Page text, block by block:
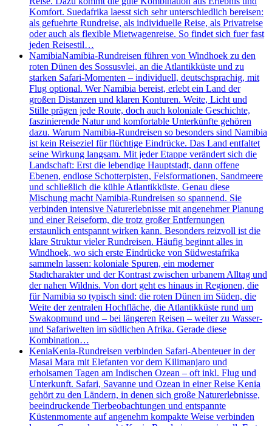
Komfort. Suedafrika laesst sich sehr unterschiedlich bereisen:
als gefuehrte Rundreise, als individuelle Reise, als Privatreise
oder auch als flexible Mietwagenreise. So findet sich fuer fast
jeden Reisestil…
NamibiaNamibia-Rundreisen führen von Windhoek zu den
roten Dünen des Sossusvlei, an die Atlantikküste und zu
starken Safari-Momenten – individuell, deutschsprachig, mit
Flug optional. Wer Namibia bereist, erlebt ein Land der
großen Distanzen und klaren Konturen. Weite, Licht und
Stille prägen jede Route, doch auch koloniale Geschichte,
faszinierende Natur und komfortable Unterkünfte gehören
dazu. Warum Namibia-Rundreisen so besonders sind Namibia
ist kein Reiseziel für flüchtige Eindrücke. Das Land entfaltet
seine Wirkung langsam. Mit jeder Etappe verändert sich die
Landschaft: Erst die lebendige Hauptstadt, dann offene
Ebenen, endlose Schotterpisten, Felsformationen, Sandmeere
und schließlich die kühle Atlantikküste. Genau diese
Mischung macht Namibia-Rundreisen so spannend. Sie
verbinden intensive Naturerlebnisse mit angenehmer Planung
und einer Reiseform, die trotz großer Entfernungen
erstaunlich entspannt wirken kann. Besonders reizvoll ist die
klare Struktur vieler Rundreisen. Häufig beginnt alles in
Windhoek, wo sich erste Eindrücke von Südwestafrika
sammeln lassen: koloniale Spuren, ein moderner
Stadtcharakter und der Kontrast zwischen urbanem Alltag und
der nahen Wildnis. Von dort geht es hinaus in Regionen, die
für Namibia so typisch sind: die roten Dünen im Süden, die
Weite der zentralen Hochfläche, die Atlantikküste rund um
Swakopmund und – bei längeren Reisen – weiter zu Wasser-
und Safariwelten im südlichen Afrika. Gerade diese
Kombination…
KeniaKenia-Rundreisen verbinden Safari-Abenteuer in der
Masai Mara mit Elefanten vor dem Kilimanjaro und
erholsamen Tagen am Indischen Ozean – oft inkl. Flug und
Unterkunft. Safari, Savanne und Ozean in einer Reise Kenia
gehört zu den Ländern, in denen sich große Naturerlebnisse,
beeindruckende Tierbeobachtungen und entspannte
Küstenmomente auf angenehm kompakte Weise verbinden